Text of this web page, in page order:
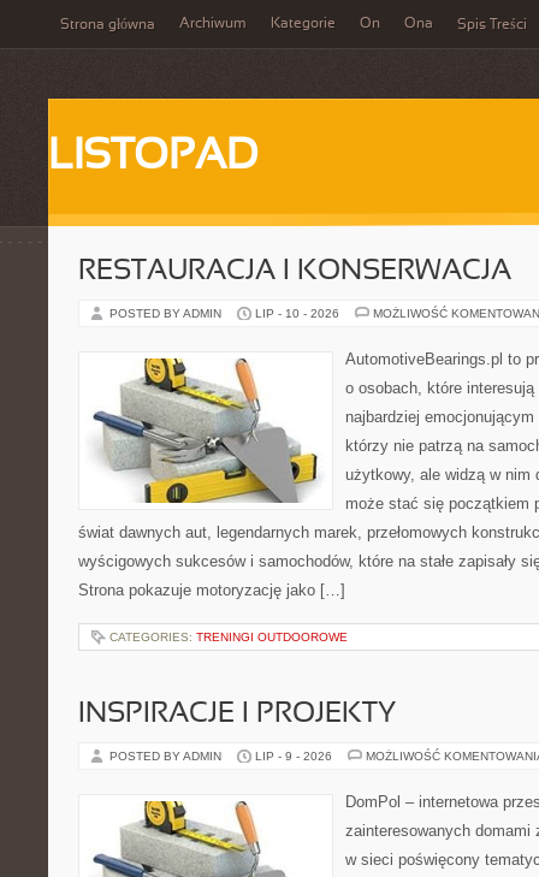
Strona główna Archiwum Kategorie On Ona Spis Treści
LISTOPAD
RESTAURACJA I KONSERWACJA
POSTED BY ADMIN LIP - 10 - 2026 MOŻLIWOŚĆ
AutomotiveBearings.pl to
o osobach, które
najbardziej
którzy nie patrzą na
użytkowy, ale widzą w nim
może stać się początkiem
świat dawnych aut, legendarnych marek, przełomowych
wyścigowych sukcesów i samochodów, które na stałe zapisały
Strona pokazuje motoryzację jako […]
CATEGORIES: TRENINGI OUTDOOROWE
INSPIRACJE I PROJEKTY
POSTED BY ADMIN LIP - 9 - 2026 MOŻLIWOŚĆ
DomPol – internetowa
zainteresowanych domami
w sieci poświęcony